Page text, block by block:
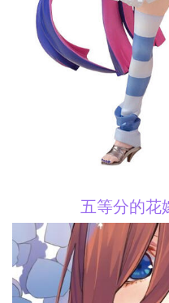
五等分的花